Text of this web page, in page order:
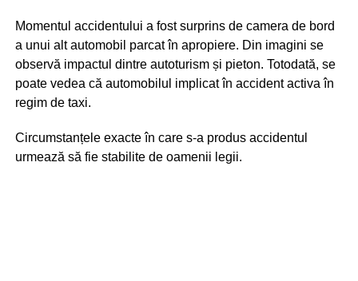
Momentul accidentului a fost surprins de camera de bord
a unui alt automobil parcat în apropiere. Din imagini se
observă impactul dintre autoturism și pieton. Totodată, se
poate vedea că automobilul implicat în accident activa în
regim de taxi.
Circumstanțele exacte în care s-a produs accidentul
urmează să fie stabilite de oamenii legii.